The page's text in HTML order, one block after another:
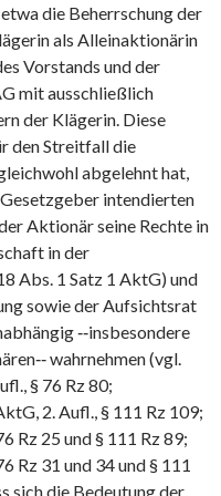
die Beherrschung der
als Alleinaktionärin
Vorstands und der
mit ausschließlich
der Klägerin. Diese
den Streitfall die
abgelehnt hat,
intendierten
Aktionär seine Rechte in
in der
Abs. 1 Satz 1 AktG) und
sowie der Aufsichtsrat
‑‑insbesondere
wahrnehmen (vgl.
§ 76 Rz 80;
2. Aufl., § 111 Rz 109;
Rz 25 und § 111 Rz 89;
Rz 31 und 34 und § 111
sich die Bedeutung der